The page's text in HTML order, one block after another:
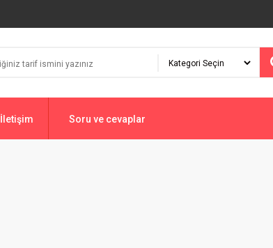
İletişim Soru ve cevaplar